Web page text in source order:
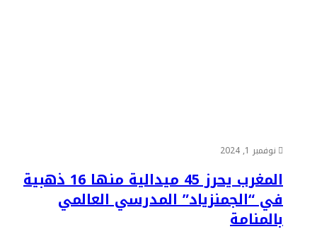
نوفمبر 1, 2024
المغرب يحرز 45 ميدالية منها 16 ذهبية
في “الجمنزياد” المدرسي العالمي
بالمنامة